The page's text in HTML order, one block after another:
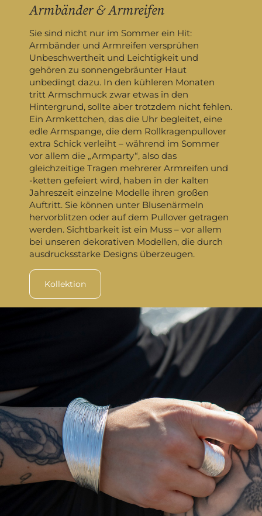
Armbänder & Armreifen
Sie sind nicht nur im Sommer ein Hit:
Armbänder und Armreifen versprühen
Unbeschwertheit und Leichtigkeit und
gehören zu sonnengebräunter Haut
unbedingt dazu. In den kühleren Monaten
tritt Armschmuck zwar etwas in den
Hintergrund, sollte aber trotzdem nicht fehlen.
Ein Armkettchen, das die Uhr begleitet, eine
edle Armspange, die dem Rollkragenpullover
extra Schick verleiht – während im Sommer
vor allem die „Armparty“, also das
gleichzeitige Tragen mehrerer Armreifen und
-ketten gefeiert wird, haben in der kalten
Jahreszeit einzelne Modelle ihren großen
Auftritt. Sie können unter Blusenärmeln
hervorblitzen oder auf dem Pullover getragen
werden. Sichtbarkeit ist ein Muss – vor allem
bei unseren dekorativen Modellen, die durch
ausdrucksstarke Designs überzeugen.
Kollektion